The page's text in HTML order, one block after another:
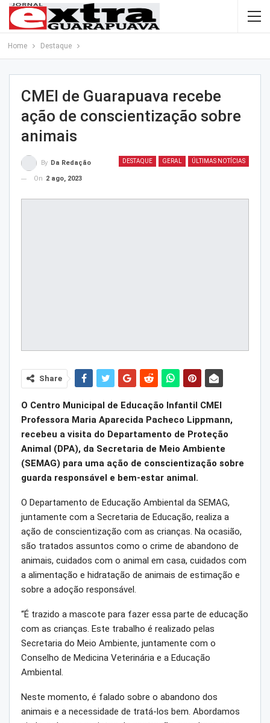
Home Destaque
CMEI de Guarapuava recebe
ação de conscientização sobre
animais
DESTAQUE GERAL ÚLTIMAS NOTÍCIAS
By Da Redação
On 2 ago, 2023
Share
O Centro Municipal de Educação Infantil CMEI
Professora Maria Aparecida Pacheco Lippmann,
recebeu a visita do Departamento de Proteção
Animal (DPA), da Secretaria de Meio Ambiente
(SEMAG) para uma ação de conscientização sobre
guarda responsável e bem-estar animal.
O Departamento de Educação Ambiental da SEMAG,
juntamente com a Secretaria de Educação, realiza a
ação de conscientização com as crianças. Na ocasião,
são tratados assuntos como o crime de abandono de
animais, cuidados com o animal em casa, cuidados com
a alimentação e hidratação de animais de estimação e
sobre a adoção responsável.
“É trazido a mascote para fazer essa parte de educação
com as crianças. Este trabalho é realizado pelas
Secretaria do Meio Ambiente, juntamente com o
Conselho de Medicina Veterinária e a Educação
Ambiental.
Neste momento, é falado sobre o abandono dos
animais e a necessidade de tratá-los bem. Abordamos